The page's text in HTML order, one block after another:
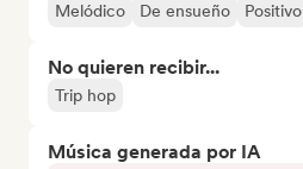
Melódico De ensueño Positivo
No quieren recibir...
Trip hop
Música generada por IA